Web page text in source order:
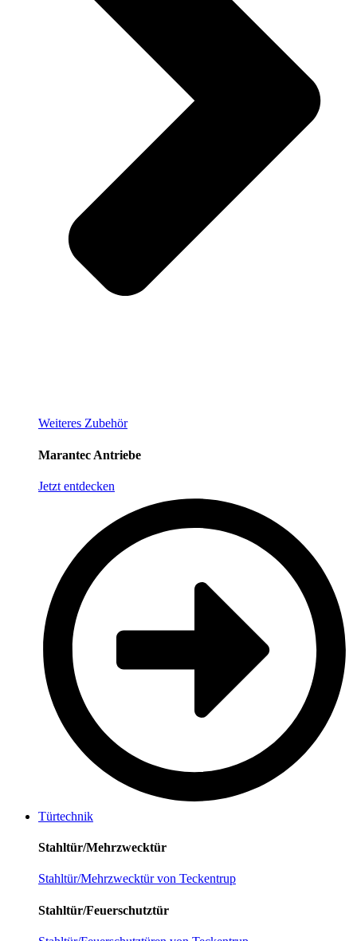
Weiteres Zubehör
Marantec Antriebe
Jetzt entdecken
Türtechnik
Stahltür/Mehrzwecktür
Stahltür/Mehrzwecktür von Teckentrup
Stahltür/Feuerschutztür